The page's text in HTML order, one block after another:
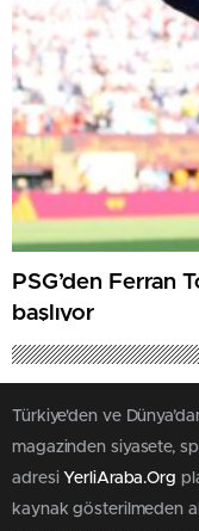
PSG’den Ferran
başlıyor
Türkiye'den ve
magazinden siyasete,
adresi YerliAraba.Org
kaynak gösterilmeden